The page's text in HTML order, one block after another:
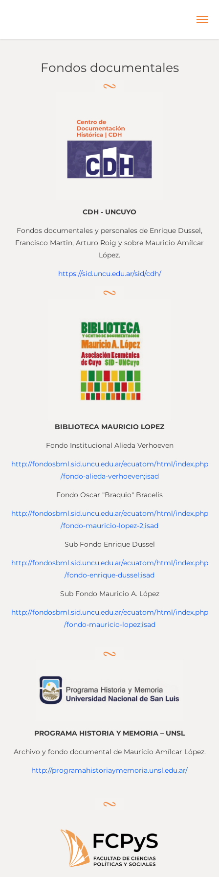
Fondos documentales
CDH - UNCUYO
Fondos documentales y personales de Enrique Dussel,
Francisco Martin, Arturo Roig y sobre Mauricio Amílcar
López.
https://sid.uncu.edu.ar/sid/cdh/
BIBLIOTECA MAURICIO LOPEZ
Fondo Institucional Alieda Verhoeven
http://fondosbml.sid.uncu.edu.ar/ecuatom/html/index.php
/fondo-alieda-verhoeven;isad
Fondo Oscar "Braquio" Bracelis
http://fondosbml.sid.uncu.edu.ar/ecuatom/html/index.php
/fondo-mauricio-lopez-2;isad
Sub Fondo Enrique Dussel
http://fondosbml.sid.uncu.edu.ar/ecuatom/html/index.php
/fondo-enrique-dussel;isad
Sub Fondo Mauricio A. López
http://fondosbml.sid.uncu.edu.ar/ecuatom/html/index.php
/fondo-mauricio-lopez;isad
PROGRAMA HISTORIA Y MEMORIA – UNSL
Archivo y fondo documental de Mauricio Amílcar López.
http://programahistoriaymemoria.unsl.edu.ar/